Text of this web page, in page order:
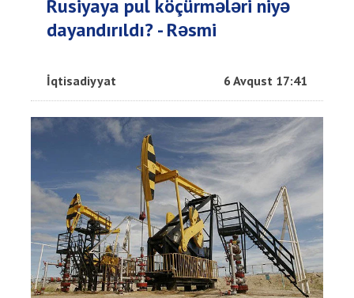
Rusiyaya pul köçürmələri niyə
dayandırıldı? - Rəsmi
İqtisadiyyat 6 Avqust 17:41